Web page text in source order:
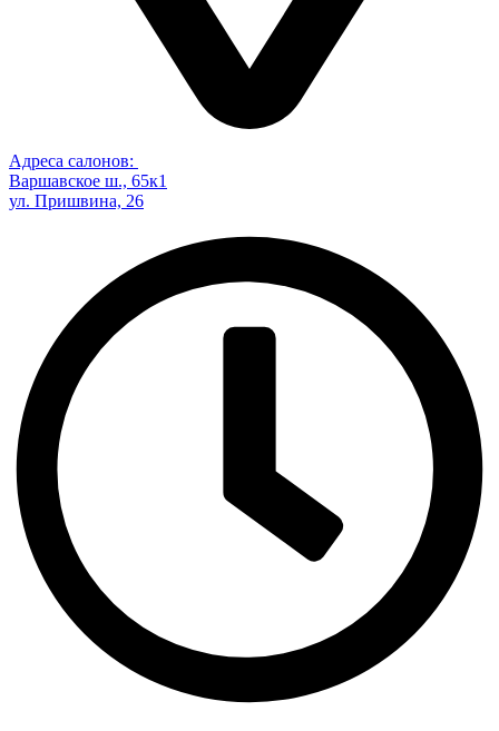
Адреса салонов:
Варшавское ш., 65к1
ул. Пришвина, 26